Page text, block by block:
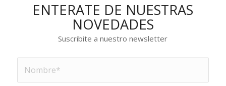
ENTERATE DE NUESTRAS
NOVEDADES
Suscribite a nuestro newsletter